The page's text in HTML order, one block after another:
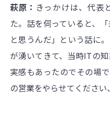
萩原 ： きっかけは、代表
た。話を伺っていると、
と思うんだ」という話に
が湧いてきて、当時ITの
実感もあったのでその場
の営業をやらせてください